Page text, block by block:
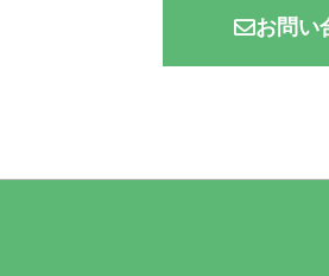
お問い